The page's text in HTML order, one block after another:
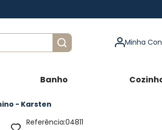
Minha
Banho
- Karsten
Referência:04811